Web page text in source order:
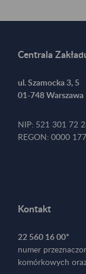
Centrala
ul. Szamocka 3, 5
01-748 Warszawa
NIP: 521 301 72
REGON: 0000
Kontakt
22 560 16 00*
numer
komórkowych